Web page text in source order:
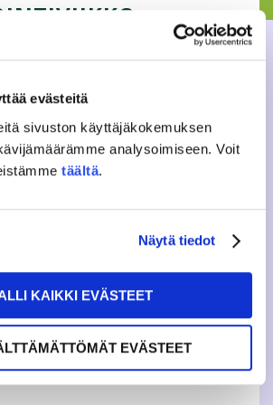
evästeitä
sivuston käyttäjäkokemuksen
analysoimiseen. Voit
täältä.
Näytä tiedot
KAIKKI EVÄSTEET
EVÄSTEET
JA TORTILLAA
äärellä!
mentorien kanssa lautapeli-illan
16 alkaen. Tarjolla myös tortilloja ja
on ilmainen, eikä siihen tarvitse